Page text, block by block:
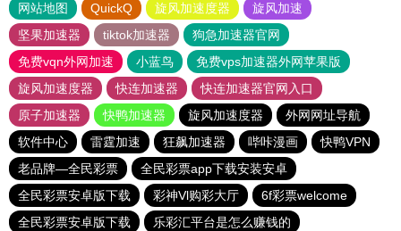
网站地图 QuickQ 旋风加速度器
旋风加速
坚果加速器
tiktok加速器
狗急加速器官网
免费vqn外网加速
小蓝鸟
免费vps加速器外网苹果版
旋风加速度器
快连加速器
快连加速器官网入口
原子加速器
快鸭加速器 旋风加速度器
外网网址导航
软件中心
雷霆加速 狂飙加速器 哔咔漫画
快鸭VPN
老品牌—全民彩票
全民彩票app下载安装安卓
全民彩票安卓版下载
彩神Vl购彩大厅
6f彩票welcome
全民彩票安卓版下载
乐彩汇平台是怎么赚钱的